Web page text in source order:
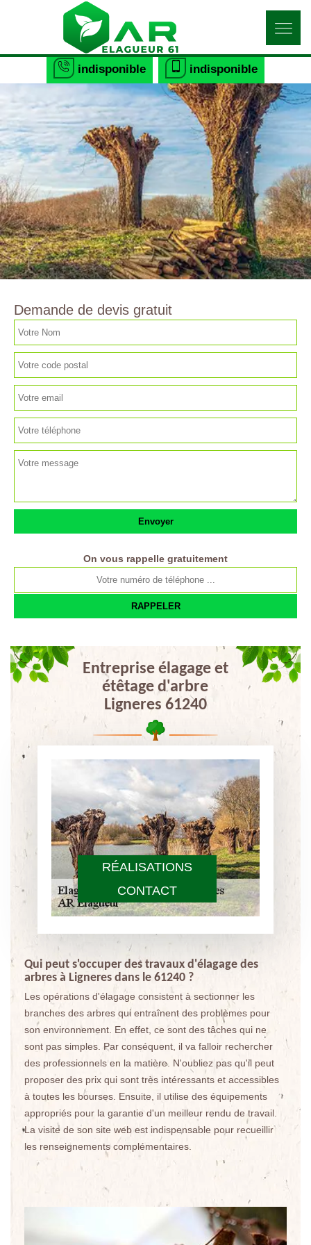
indisponible indisponible
RÉALISATIONS
CONTACT
Demande de devis gratuit
On vous rappelle gratuitement
Entreprise élagage et
étêtage d'arbre
Ligneres 61240
Qui peut s'occuper des travaux d'élagage des
arbres à Ligneres dans le 61240 ?
Les opérations d'élagage consistent à sectionner les
branches des arbres qui entraînent des problèmes pour
son environnement. En effet, ce sont des tâches qui ne
sont pas simples. Par conséquent, il va falloir rechercher
des professionnels en la matière. N'oubliez pas qu'il peut
proposer des prix qui sont très intéressants et accessibles
à toutes les bourses. Ensuite, il utilise des équipements
appropriés pour la garantie d'un meilleur rendu de travail.
La visite de son site web est indispensable pour recueillir
les renseignements complémentaires.